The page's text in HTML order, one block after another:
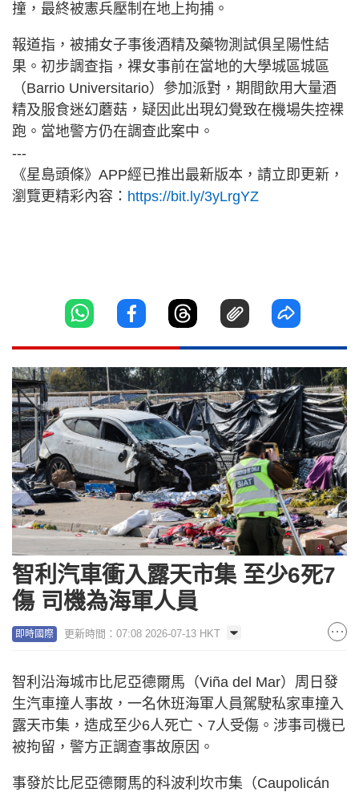
撞，最終被憲兵壓制在地上拘捕。
報道指，被捕女子事後酒精及藥物測試俱呈陽性結
果。初步調查指，裸女事前在當地的大學城區城區
（Barrio Universitario）參加派對，期間飲用大量酒
精及服食迷幻蘑菇，疑因此出現幻覺致在機場失控裸
跑。當地警方仍在調查此案中。
---
《星島頭條》APP經已推出最新版本，請立即更新，
瀏覽更精彩內容： https://bit.ly/3yLrgYZ
智利汽車衝入露天市集 至少6死7
傷 司機為海軍人員
即時國際 更新時間：07:08 2026-07-13 HKT
智利沿海城市比尼亞德爾馬（Viña del Mar）周日發
生汽車撞人事故，一名休班海軍人員駕駛私家車撞入
露天市集，造成至少6人死亡、7人受傷。涉事司機已
被拘留，警方正調查事故原因。
事發於比尼亞德爾馬的科波利坎市集（Caupolicán